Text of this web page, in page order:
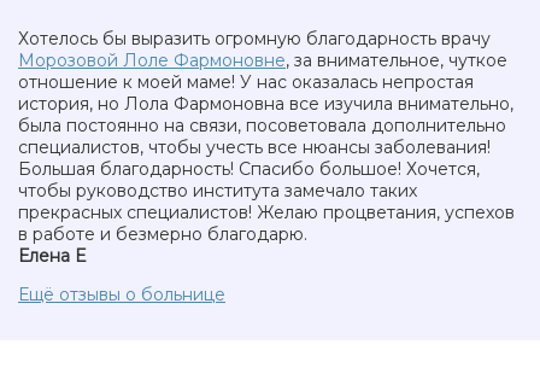
Хотелось бы выразить огромную благодарность врачу
Морозовой Лоле Фармоновне, за внимательное, чуткое
отношение к моей маме! У нас оказалась непростая
история, но Лола Фармоновна все изучила внимательно,
была постоянно на связи, посоветовала дополнительно
специалистов, чтобы учесть все нюансы заболевания!
Большая благодарность! Спасибо большое! Хочется,
чтобы руководство института замечало таких
прекрасных специалистов! Желаю процветания, успехов
в работе и безмерно благодарю.
Елена Е
Ещё отзывы о больнице